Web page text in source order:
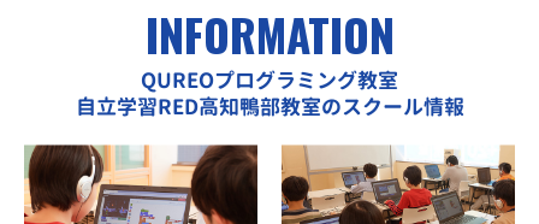
INFORMATION
QUREOプログラミング教室
自立学習RED高知鴨部教室のスクール情報